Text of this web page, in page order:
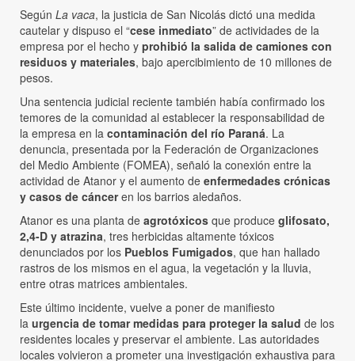
Según La vaca, la justicia de San Nicolás dictó una medida
cautelar y dispuso el “cese inmediato” de actividades de la
empresa por el hecho y prohibió la salida de camiones con
residuos y materiales, bajo apercibimiento de 10 millones de
pesos.
Una sentencia judicial reciente también había confirmado los
temores de la comunidad al establecer la responsabilidad de
la empresa en la contaminación del río Paraná. La
denuncia, presentada por la Federación de Organizaciones
del Medio Ambiente (FOMEA), señaló la conexión entre la
actividad de Atanor y el aumento de enfermedades crónicas
y casos de cánceren los barrios aledaños.
Atanor es una planta de agrotóxicos que produce glifosato,
2,4-D y atrazina, tres herbicidas altamente tóxicos
denunciados por los Pueblos Fumigados, que han hallado
rastros de los mismos en el agua, la vegetación y la lluvia,
entre otras matrices ambientales.
Este último incidente, vuelve a poner de manifiesto
la urgencia de tomar medidas para proteger la salud de los
residentes locales y preservar el ambiente. Las autoridades
locales volvieron a prometer una investigación exhaustiva para